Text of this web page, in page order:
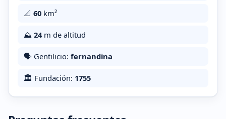
📐 60 km²
⛰️ 24m de altitud
🗣️ Gentilicio: fernandina
🏛️ Fundación: 1755